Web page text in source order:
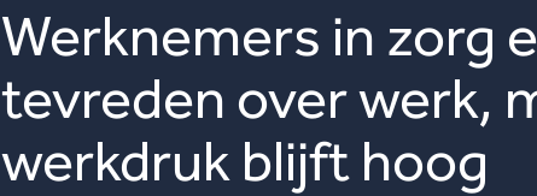
Werknemers in zorg
tevreden over werk,
werkdruk blijft hoog